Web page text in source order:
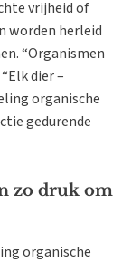
vrijheid of
worden herleid
“Organismen
“Elk dier –
organische
gedurende
zo druk om
organische